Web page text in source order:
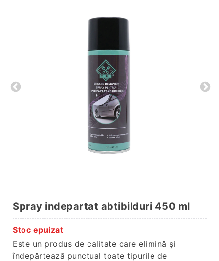
Spray indepartat abtibilduri 450 ml
Stoc epuizat
Este un produs de calitate care elimină și
îndepărtează punctual toate tipurile de